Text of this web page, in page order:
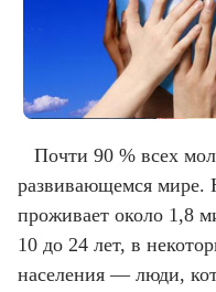
Почти 90 % всех
развивающемся мире.
проживает около 1,8
10 до 24 лет, в
населения — люди,